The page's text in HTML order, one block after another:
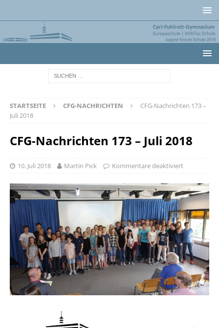
STARTSEITE CFG-NACHRICHTEN
CFG-Nachrichten 173 –
Juli 2018
CFG-Nachrichten 173 – Juli 2018
10. Juli 2018 Martin Pick Kommentare deaktiviert